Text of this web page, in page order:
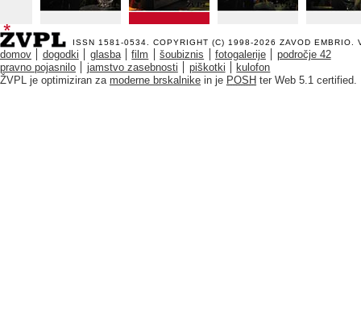
ISSN 1581-0534. COPYRIGHT (C) 1998-2026 ZAVOD EMBRIO .
domov dogodki glasba film šoubiznis fotogalerije
področje 42
pravno pojasnilo
jamstvo zasebnosti piškotki
kulofon
ŽVPL je optimiziran za moderne brskalnike in je POSH ter Web 5.1 certified.